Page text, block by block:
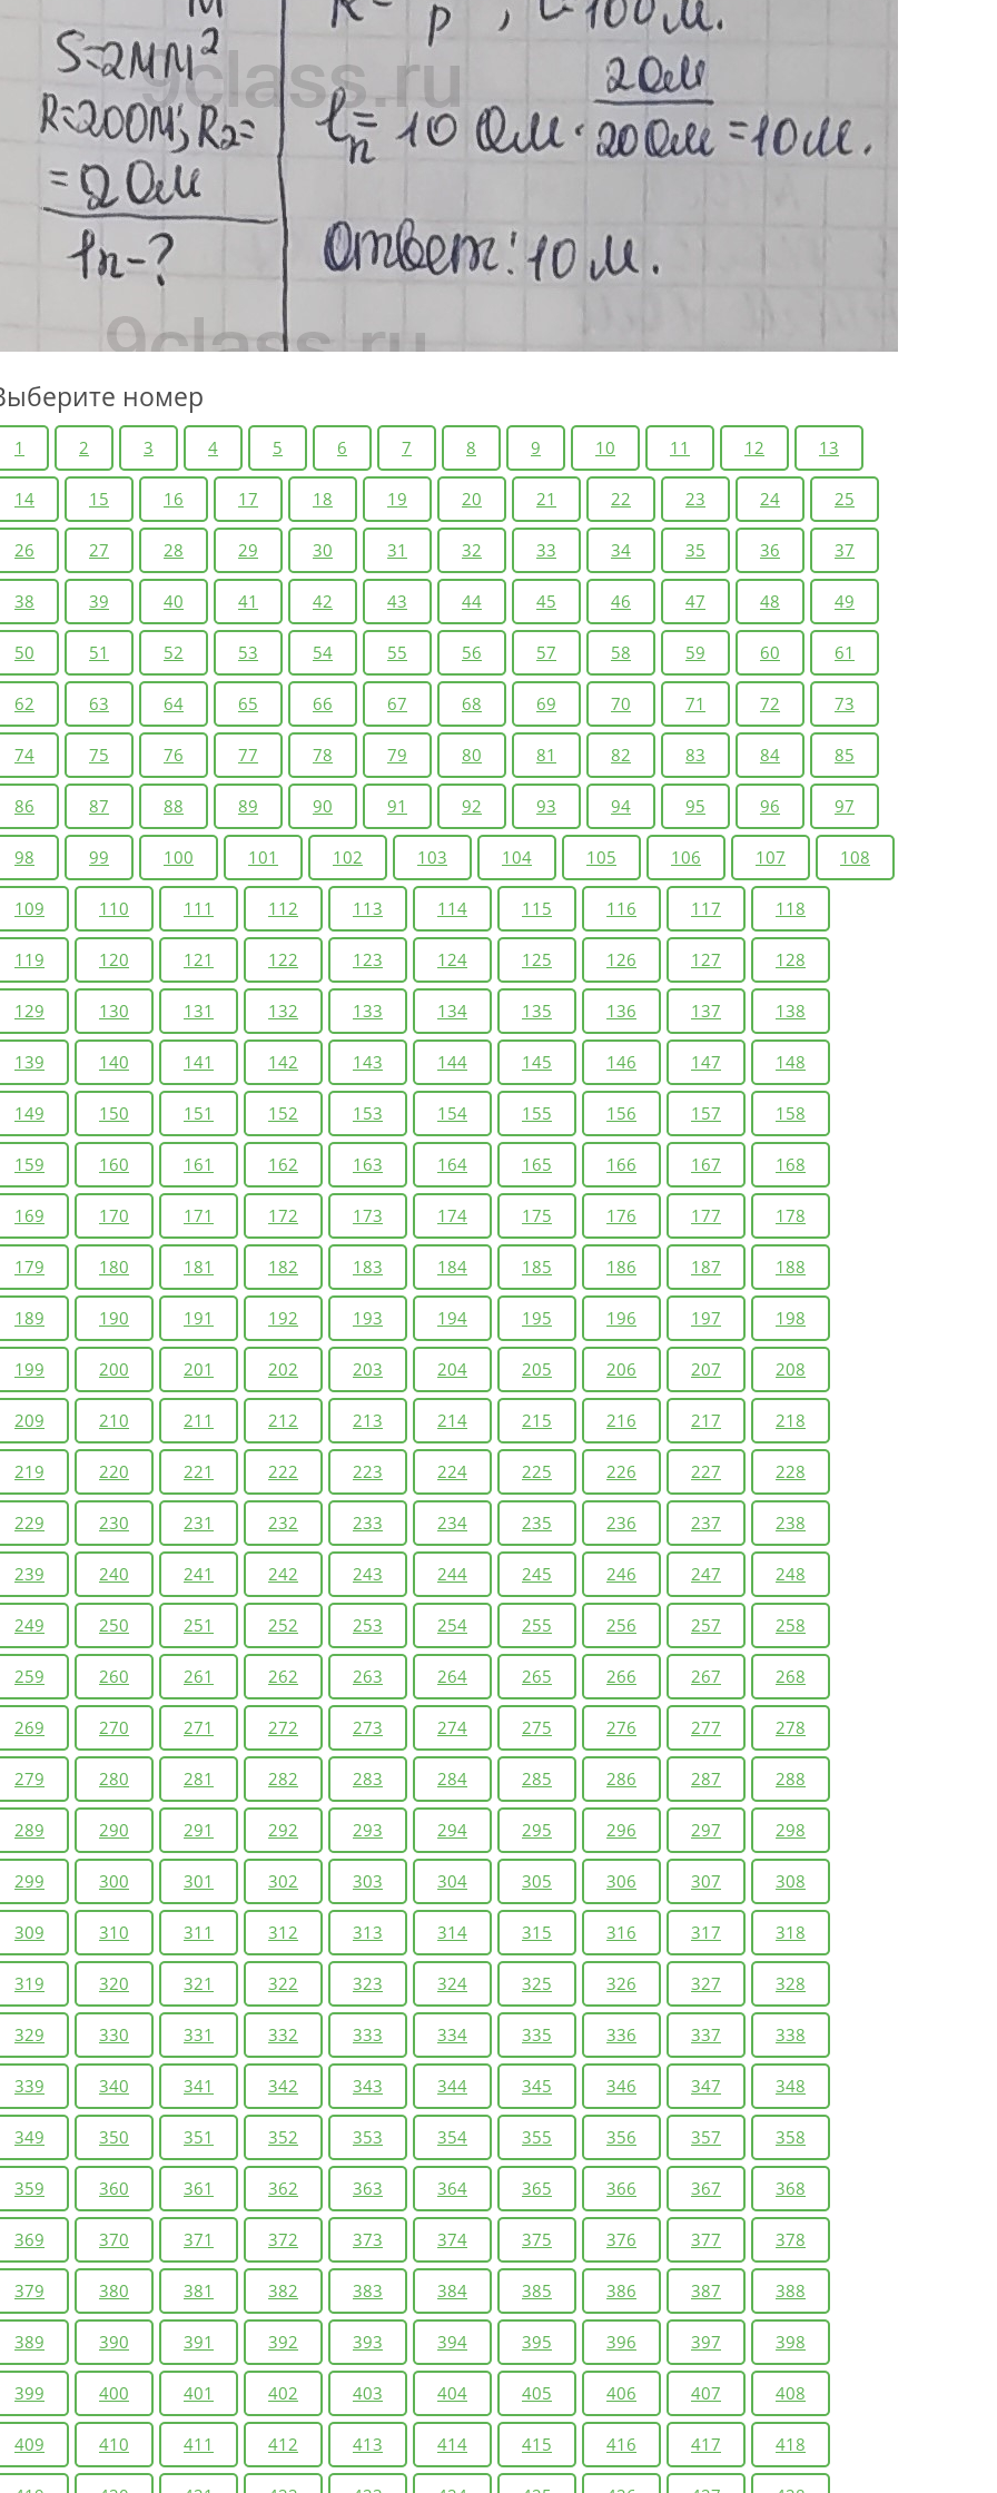
номер
1 2 3 4 5 6 7 8 9 10 11 12 13
14 15 16 17 18 19 20 21 22 23 24 25
26 27 28 29 30 31 32 33 34 35 36 37
38 39 40 41 42 43 44 45 46 47 48 49
50 51 52 53 54 55 56 57 58 59 60 61
62 63 64 65 66 67 68 69 70 71 72 73
74 75 76 77 78 79 80 81 82 83 84 85
86 87 88 89 90 91 92 93 94 95 96 97
98 99 100 101 102 103 104 105 106 107 108
109 110 111 112 113 114 115 116 117 118
119 120 121 122 123 124 125 126 127 128
129 130 131 132 133 134 135 136 137 138
139 140 141 142 143 144 145 146 147 148
149 150 151 152 153 154 155 156 157 158
159 160 161 162 163 164 165 166 167 168
169 170 171 172 173 174 175 176 177 178
179 180 181 182 183 184 185 186 187 188
189 190 191 192 193 194 195 196 197 198
199 200 201 202 203 204 205 206 207 208
209 210 211 212 213 214 215 216 217 218
219 220 221 222 223 224 225 226 227 228
229 230 231 232 233 234 235 236 237 238
239 240 241 242 243 244 245 246 247 248
249 250 251 252 253 254 255 256 257 258
259 260 261 262 263 264 265 266 267 268
269 270 271 272 273 274 275 276 277 278
279 280 281 282 283 284 285 286 287 288
289 290 291 292 293 294 295 296 297 298
299 300 301 302 303 304 305 306 307 308
309 310 311 312 313 314 315 316 317 318
319 320 321 322 323 324 325 326 327 328
329 330 331 332 333 334 335 336 337 338
339 340 341 342 343 344 345 346 347 348
349 350 351 352 353 354 355 356 357 358
359 360 361 362 363 364 365 366 367 368
369 370 371 372 373 374 375 376 377 378
379 380 381 382 383 384 385 386 387 388
389 390 391 392 393 394 395 396 397 398
399 400 401 402 403 404 405 406 407 408
409 410 411 412 413 414 415 416 417 418